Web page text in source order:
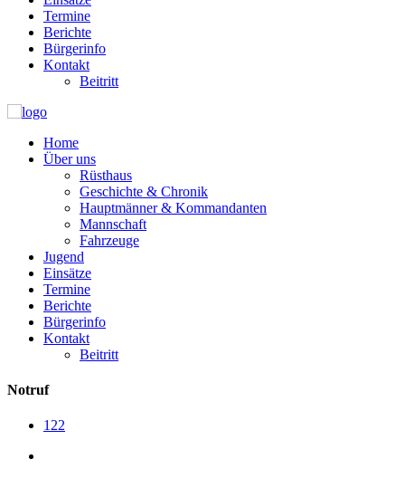
Termine
Berichte
Bürgerinfo
Kontakt
Beitritt
Home
Über uns
Rüsthaus
Geschichte & Chronik
Hauptmänner & Kommandanten
Mannschaft
Fahrzeuge
Jugend
Einsätze
Termine
Berichte
Bürgerinfo
Kontakt
Beitritt
Notruf
122